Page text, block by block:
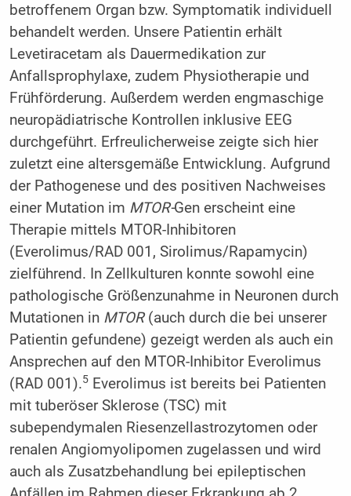
betroffenem Organ bzw. Symptomatik individuell
behandelt werden. Unsere Patientin erhält
Levetiracetam als Dauermedikation zur
Anfallsprophylaxe, zudem Physiotherapie und
Frühförderung. Außerdem werden engmaschige
neuropädiatrische Kontrollen inklusive EEG
durchgeführt. Erfreulicherweise zeigte sich hier
zuletzt eine altersgemäße Entwicklung. Aufgrund
der Pathogenese und des positiven Nachweises
einer Mutation im MTOR-Gen erscheint eine
Therapie mittels MTOR-Inhibitoren
(Everolimus/RAD 001, Sirolimus/Rapamycin)
zielführend. In Zellkulturen konnte sowohl eine
pathologische Größenzunahme in Neuronen durch
Mutationen in MTOR(auch durch die bei unserer
Patientin gefundene) gezeigt werden als auch ein
Ansprechen auf den MTOR-Inhibitor Everolimus
(RAD 001).5Everolimus ist bereits bei Patienten
mit tuberöser Sklerose (TSC) mit
subependymalen Riesenzellastrozytomen oder
renalen Angiomyolipomen zugelassen und wird
auch als Zusatzbehandlung bei epileptischen